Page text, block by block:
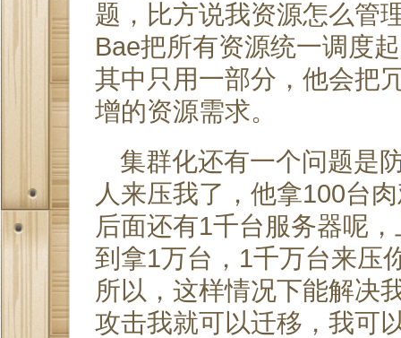
题，比方说我资源怎么管
Bae把所有资源统一调度
其中只用一部分，他会把
增的资源需求。
集群化还有一个问题是
人来压我了，他拿100台
后面还有1千台服务器呢
到拿1万台，1千万台来压
所以，这样情况下能解决
攻击我就可以迁移，我可